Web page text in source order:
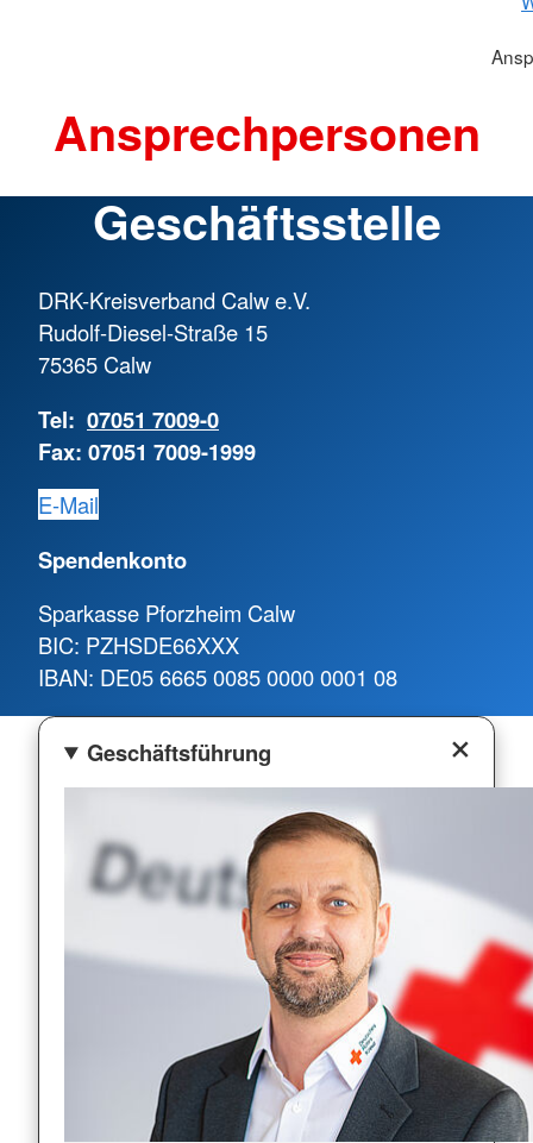
Ansprechpersonen
Geschäftsstelle
DRK-Kreisverband Calw e.V.
Rudolf-Diesel-Straße 15
75365 Calw
Tel: 07051 7009-0
Fax: 07051 7009-1999
E-Mail
Spendenkonto
Sparkasse Pforzheim Calw
BIC: PZHSDE66XXX
IBAN: DE05 6665 0085 0000 0001 08
Geschäftsführung